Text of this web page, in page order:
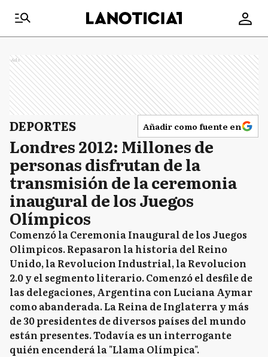
Ads
DEPORTES Añadir como fuente en
Londres 2012: Millones de
personas disfrutan de la
transmisión de la ceremonia
inaugural de los Juegos
Olímpicos
Comenzó la Ceremonia Inaugural de los Juegos
Olimpicos. Repasaron la historia del Reino
Unido, la Revolucion Industrial, la Revolucion
2.0 y el segmento literario. Comenzó el desfile de
las delegaciones, Argentina con Luciana Aymar
como abanderada. La Reina de Inglaterra y más
de 30 presidentes de diversos países del mundo
están presentes. Todavía es un interrogante
quién encenderá la "Llama Olímpica".